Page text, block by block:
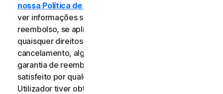
nossa Política de Cancelamento e Reembolso
ver informações sobre o cancelamento e obter um
reembolso, se aplicável. Independentemente de
quaisquer direitos legais, como direitos de
cancelamento, alguns Serviços podem incluir uma
garantia de reembolso, caso o Utilizador não esteja
satisfeito por qualquer motivo. No entanto, se o
Utilizador tiver obtido o direito a utilizar o Serviço